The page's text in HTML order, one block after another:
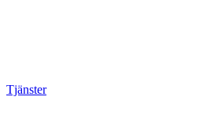
Tjänster